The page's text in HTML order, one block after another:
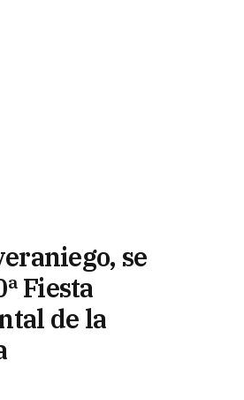
se
Fiesta
de la